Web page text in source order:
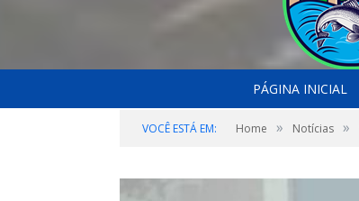
PÁGINA INICIAL
VOCÊ ESTÁ EM: Home » Notícias »